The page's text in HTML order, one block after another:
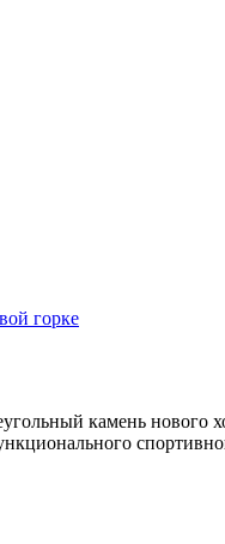
горке
камень нового